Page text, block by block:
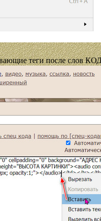
теги после слов